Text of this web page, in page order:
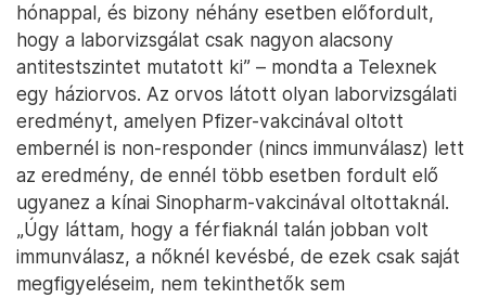
hónappal, és bizony néhány esetben előfordult,
hogy a laborvizsgálat csak nagyon alacsony
antitestszintet mutatott ki” – mondta a Telexnek
egy háziorvos. Az orvos látott olyan laborvizsgálati
eredményt, amelyen Pfizer-vakcinával oltott
embernél is non-responder (nincs immunválasz) lett
az eredmény, de ennél több esetben fordult elő
ugyanez a kínai Sinopharm-vakcinával oltottaknál.
„Úgy láttam, hogy a férfiaknál talán jobban volt
immunválasz, a nőknél kevésbé, de ezek csak saját
megfigyeléseim, nem tekinthetők sem